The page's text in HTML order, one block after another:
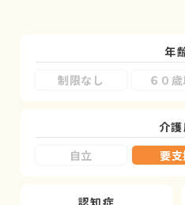
年
制限なし
６０
介
自立
要
認知症